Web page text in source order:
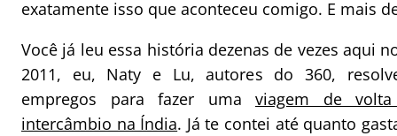
exatamente isso que aconteceu comigo. E mais
Você já leu essa história dezenas de vezes aqui
2011, eu, Naty e Lu, autores do 360,
empregos para fazer uma viagem de
intercâmbio na Índia. Já te contei até quanto